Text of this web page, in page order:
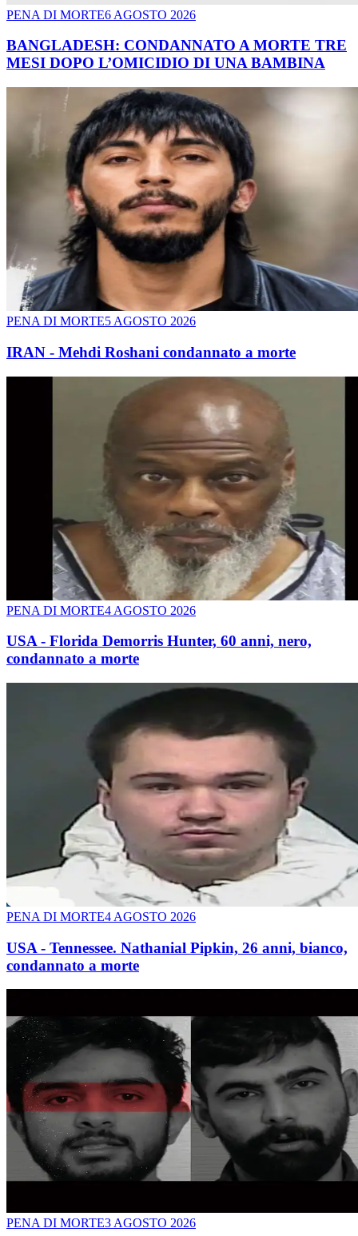
PENA DI MORTE6 AGOSTO 2026
BANGLADESH: CONDANNATO A MORTE TRE
MESI DOPO L’OMICIDIO DI UNA BAMBINA
PENA DI MORTE5 AGOSTO 2026
IRAN - Mehdi Roshani condannato a morte
PENA DI MORTE4 AGOSTO 2026
USA - Florida Demorris Hunter, 60 anni, nero,
condannato a morte
PENA DI MORTE4 AGOSTO 2026
USA - Tennessee. Nathanial Pipkin, 26 anni, bianco,
condannato a morte
PENA DI MORTE3 AGOSTO 2026